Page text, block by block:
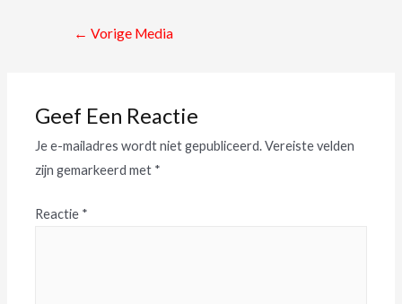
← Vorige Media
Geef Een Reactie
Je e-mailadres wordt niet gepubliceerd.Vereiste velden
zijn gemarkeerd met *
Reactie *